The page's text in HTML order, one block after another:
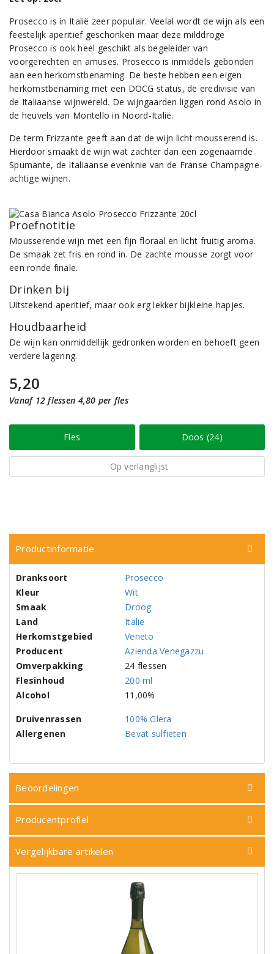
Prosecco is in Italië zeer populair. Veelal wordt de wijn als een
feestelijk aperitief geschonken maar deze milddroge
Prosecco is ook heel geschikt als begeleider van
voorgerechten en amuses. Prosecco is inmiddels gebonden
aan een herkomstbenaming. De beste hebben een eigen
herkomstbenaming met een DOCG status, de eredivisie van
de Italiaanse wijnwereld. De wijngaarden liggen rond Asolo in
de heuvels van Montello in Noord-Italië.
De term Frizzante geeft aan dat de wijn licht mousserend is.
Hierdoor smaakt de wijn wat zachter dan een zogenaamde
Spumante, de Italiaanse evenknie van de Franse Champagne-
achtige wijnen.
Proefnotitie
Mousserende wijn met een fijn floraal en licht fruitig aroma.
De smaak zet fris en rond in. De zachte mousse zorgt voor
een ronde finale.
Drinken bij
Uitstekend aperitief, maar ook erg lekker bijkleine hapjes.
Houdbaarheid
De wijn kan onmiddellijk gedronken worden en behoeft geen
verdere lagering.
5,20
Vanaf 12 flessen 4,80 per fles
Fles Doos (24)
Op verlanglijst
Productinformatie
Dranksoort
Prosecco
Kleur
Wit
Smaak
Droog
Land
Italië
Herkomstgebied
Veneto
Producent
Azienda Venegazzu
Omverpakking
24 flessen
Flesinhoud
200 ml
Alcohol
11,00%
Druivenrassen
100% Glera
Allergenen
Bevat sulfieten
Beoordelingen
Producentprofiel
Vergelijkbare artikelen